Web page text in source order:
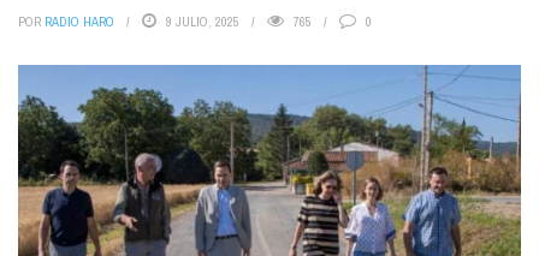
POR RADIO HARO 9 JULIO, 2025 765 0